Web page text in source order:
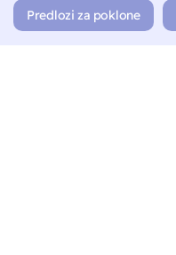
Predlozi za poklone